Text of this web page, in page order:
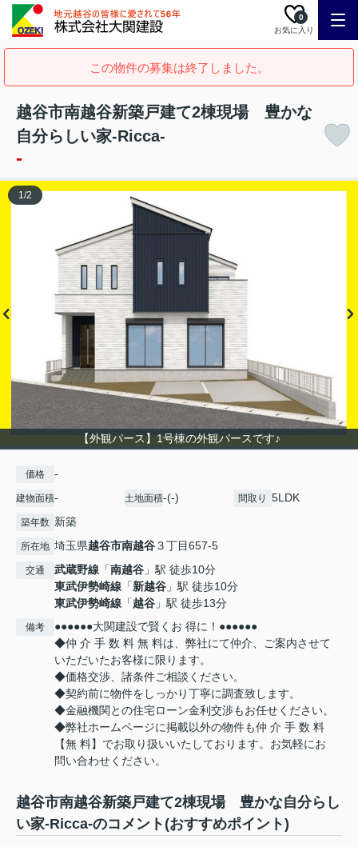
お気に入り
0
この物件の募集は終了しました。
越谷市南越谷新築戸建て2棟現場 豊かな
自分らしい家-Ricca-
-
【外観パース】1号棟の外観パースです♪
1/2
価格 -
建物面積- 土地面積-(-) 間取り 5LDK
築年数 新築
所在地 埼玉県越谷市南越谷３丁目657-5
交通 武蔵野線 「南越谷 」駅 徒歩10分
東武伊勢崎線 「新越谷 」駅 徒歩10分
東武伊勢崎線 「越谷 」駅 徒歩13分
備考
●●●●●●大関建設で賢くお 得に！●●●●●●
◆仲 介 手 数 料 無 料は、弊社にて仲介、ご案内させて
いただいたお客様に限ります。
◆価格交渉、諸条件ご相談ください。
◆契約前に物件をしっかり丁寧に調査致します。
◆金融機関との住宅ローン金利交渉もお任せください。
◆弊社ホームページに掲載以外の物件も仲 介 手 数 料
【無 料】でお取り扱いいたしております。お気軽にお
問い合わせください。
越谷市南越谷新築戸建て2棟現場 豊かな自分らし
い家-Ricca-のコメント(おすすめポイント)